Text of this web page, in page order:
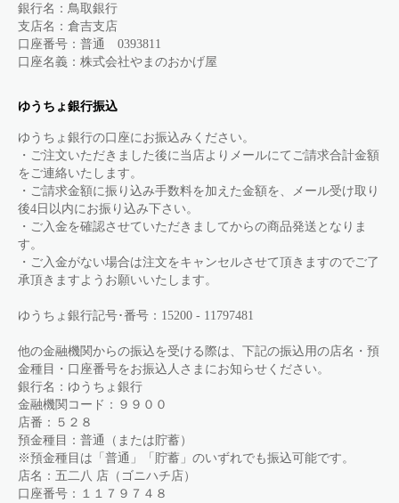
銀行名：鳥取銀行
支店名：倉吉支店
口座番号：普通 0393811
口座名義：株式会社やまのおかげ屋
ゆうちょ銀行振込
ゆうちょ銀行の口座にお振込みください。
・ご注文いただきました後に当店よりメールにてご請求合計金額
をご連絡いたします。
・ご請求金額に振り込み手数料を加えた金額を、メール受け取り
後4日以内にお振り込み下さい。
・ご入金を確認させていただきましてからの商品発送となりま
す。
・ご入金がない場合は注文をキャンセルさせて頂きますのでご了
承頂きますようお願いいたします。
ゆうちょ銀行記号･番号：15200 - 11797481
他の金融機関からの振込を受ける際は、下記の振込用の店名・預
金種目・口座番号をお振込人さまにお知らせください。
銀行名：ゆうちょ銀行
金融機関コード：９９００
店番：５２８
預金種目：普通（または貯蓄）
※預金種目は「普通」「貯蓄」のいずれでも振込可能です。
店名：五二八 店（ゴニハチ店）
口座番号：１１７９７４８